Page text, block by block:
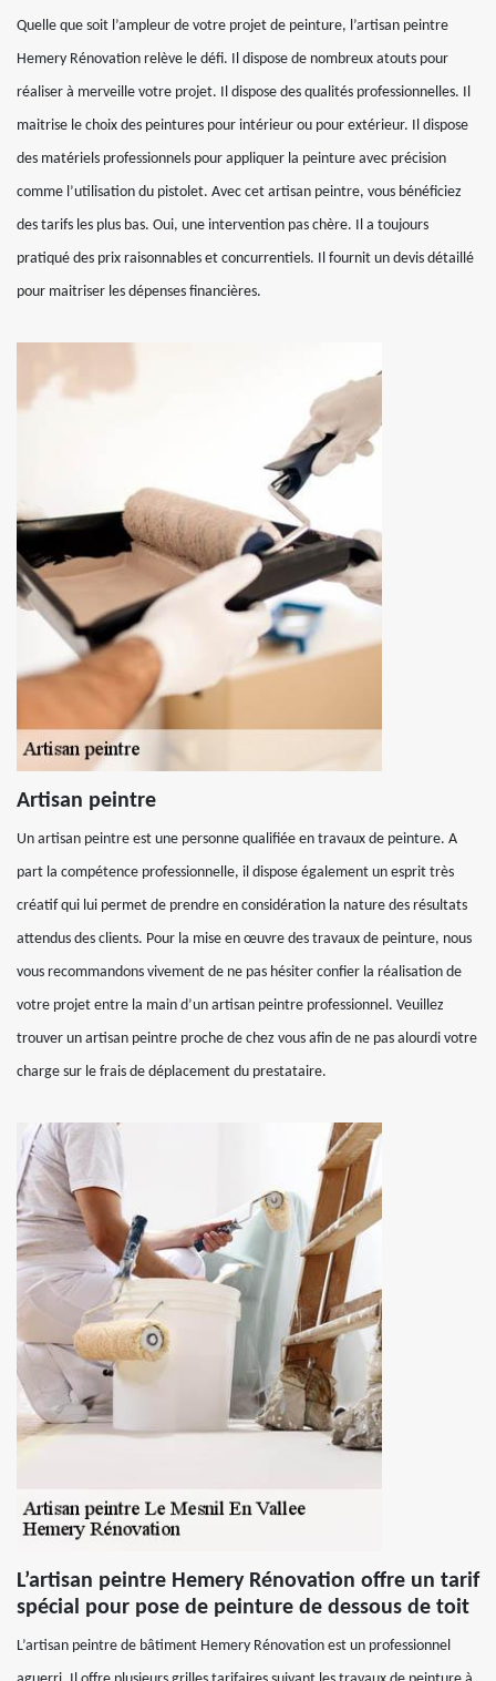
Quelle que soit l’ampleur de votre projet de peinture, l’artisan peintre
Hemery Rénovation relève le défi. Il dispose de nombreux atouts pour
réaliser à merveille votre projet. Il dispose des qualités professionnelles. Il
maitrise le choix des peintures pour intérieur ou pour extérieur. Il dispose
des matériels professionnels pour appliquer la peinture avec précision
comme l’utilisation du pistolet. Avec cet artisan peintre, vous bénéficiez
des tarifs les plus bas. Oui, une intervention pas chère. Il a toujours
pratiqué des prix raisonnables et concurrentiels. Il fournit un devis détaillé
pour maitriser les dépenses financières.
Artisan peintre
Un artisan peintre est une personne qualifiée en travaux de peinture. A
part la compétence professionnelle, il dispose également un esprit très
créatif qui lui permet de prendre en considération la nature des résultats
attendus des clients. Pour la mise en œuvre des travaux de peinture, nous
vous recommandons vivement de ne pas hésiter confier la réalisation de
votre projet entre la main d’un artisan peintre professionnel. Veuillez
trouver un artisan peintre proche de chez vous afin de ne pas alourdi votre
charge sur le frais de déplacement du prestataire.
L’artisan peintre Hemery Rénovation offre un tarif
spécial pour pose de peinture de dessous de toit
L’artisan peintre de bâtiment Hemery Rénovation est un professionnel